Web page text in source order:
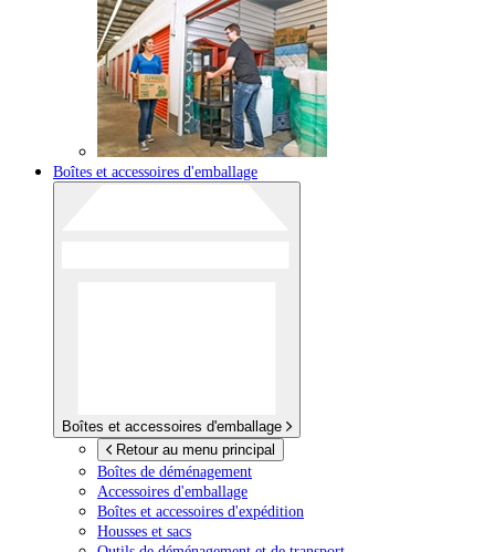
Boîtes et accessoires d'emballage
Boîtes et accessoires d'emballage
Retour au menu principal
Boîtes de déménagement
Accessoires d'emballage
Boîtes et accessoires d'expédition
Housses et sacs